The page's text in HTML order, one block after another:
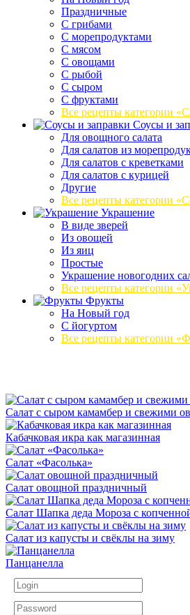
Праздничные
С грибами
С морепродуктами
С мясом
С овощами
С рыбой
С сыром
С фруктами
Все рецепты категории
Соусы и
Для овощного салата
Для салатов из
Для салатов с креветками
Для салатов с курицей
Другие
Все рецепты категории
Украшение
В виде зверей
Из овощей
Из яиц
Простые
Украшение новогодних
Все рецепты категории
Фрукты
На Новый год
С йогуртом
Все рецепты категории
Салат с сыром камамбер и свежими
Кабачковая икра как магазинная
Салат «Фасолька»
Салат овощной праздничный
Салат Шапка деда Мороза с
Салат из капусты и свёклы на зиму
Панцанелла